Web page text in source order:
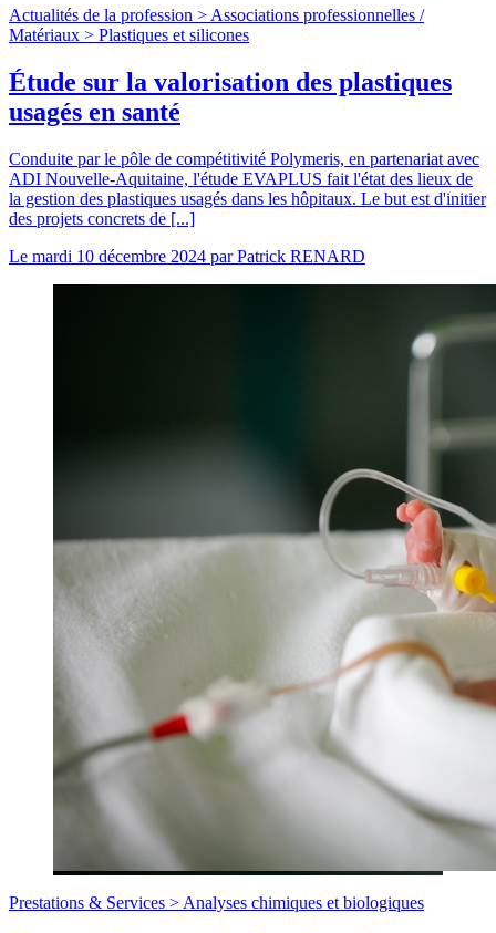
Actualités de la profession > Associations professionnelles /
Matériaux > Plastiques et silicones
Étude sur la valorisation des plastiques
usagés en santé
Conduite par le pôle de compétitivité Polymeris, en partenariat avec
ADI Nouvelle-Aquitaine, l'étude EVAPLUS fait l'état des lieux de
la gestion des plastiques usagés dans les hôpitaux. Le but est d'initier
des projets concrets de [...]
Le mardi 10 décembre 2024 parPatrick RENARD
Prestations & Services > Analyses chimiques et biologiques